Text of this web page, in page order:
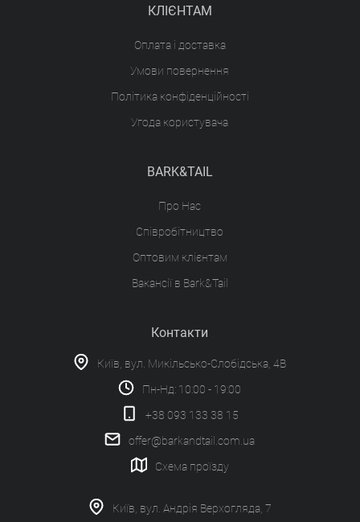
КЛІЄНТАМ
Оплата і доставка
Умови повернення
Політика конфіденційності
Угода користувача
BARK&TAIL
Про Нас
Співробітництво
Оптовим клієнтам
Вакансії в Bark&Tail
Контакти
Київ, вул. Микільсько-Слобідська, 4В
Пн-Нд: 10:00 - 19:00
+38 093 133 38 15
offer@barkandtail.com.ua
Схема проїзду
Київ, вул. Андрія Верхогляда, 7